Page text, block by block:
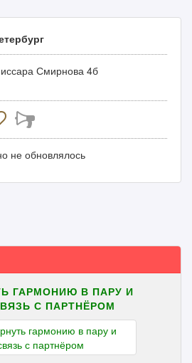
Смирнова 4б
не обновлялось
ГАРМОНИЮ В ПАРУ И
С ПАРТНЁРОМ